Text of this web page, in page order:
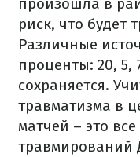
произошла в
риск, что будет
Различные
проценты: 20, 5,
сохраняется.
травматизма в
матчей – это
травмирований